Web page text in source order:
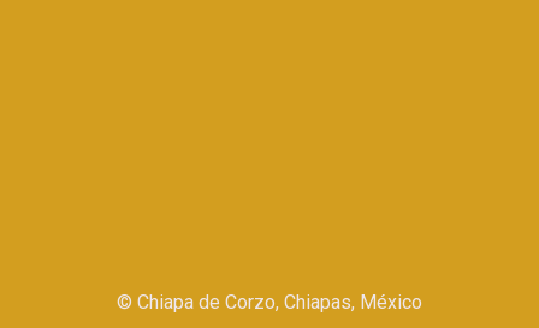
© Chiapa de Corzo, Chiapas, México